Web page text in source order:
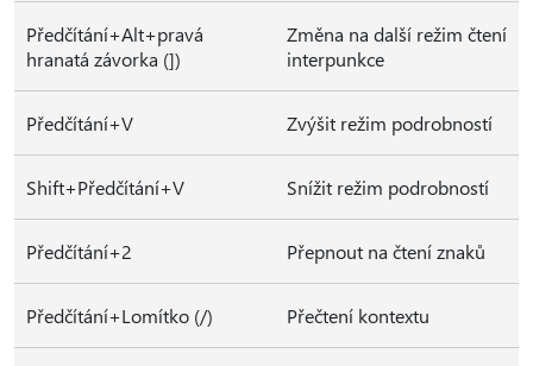
Předčítání+Alt+pravá
hranatá závorka (])
Změna na další režim čtení
interpunkce
Předčítání+V Zvýšit režim podrobností
Shift+Předčítání+V Snížit režim podrobností
Předčítání+2 Přepnout na čtení znaků
Předčítání+Lomítko (/) Přečtení kontextu